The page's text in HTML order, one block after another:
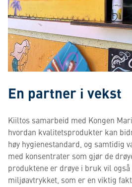
En partner i vekst
Kiiltos samarbeid med Kongen
hvordan kvalitetsprodukter kan
høy hygienestandard, og samtidig
med konsentrater som gjør de
produktene er drøye i bruk vil
miljøavtrykket, som er en viktig